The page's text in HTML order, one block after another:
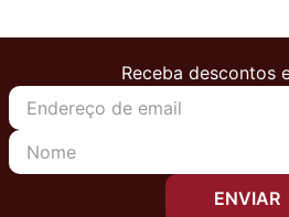
Receba descontos
ENVIAR